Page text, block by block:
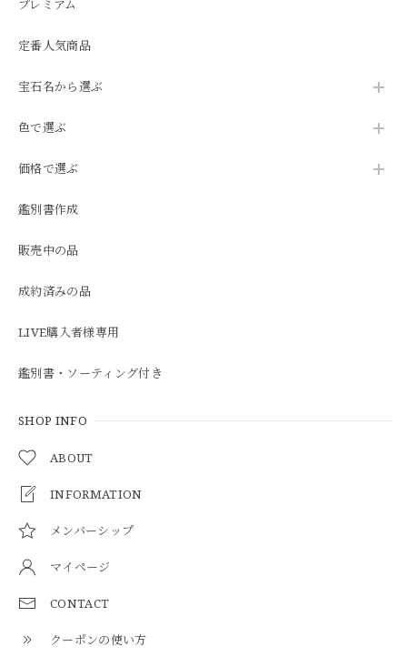
プレミアム
定番人気商品
宝石名から選ぶ
色で選ぶ
価格で選ぶ
鑑別書作成
販売中の品
成約済みの品
LIVE購入者様専用
鑑別書・ソーティング付き
SHOP INFO
ABOUT
INFORMATION
メンバーシップ
マイページ
CONTACT
クーポンの使い方